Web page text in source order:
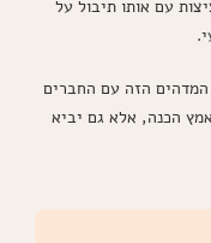
עם אותו תיבול על
הזה עם החברים
הכנה, אלא גם יביא